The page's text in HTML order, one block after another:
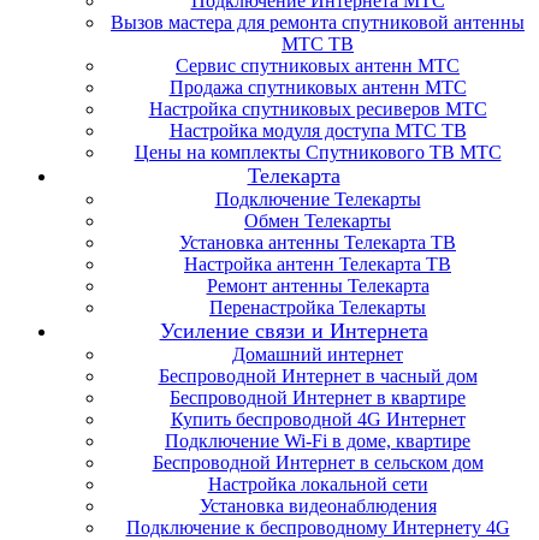
Вызов мастера для ремонта спутниковой антенны
МТС ТВ
Сервис спутниковых антенн МТС
Продажа спутниковых антенн МТС
Настройка спутниковых ресиверов МТС
Настройка модуля доступа МТС ТВ
Цены на комплекты Спутникового ТВ МТС
Телекарта
Подключение Телекарты
Обмен Телекарты
Установка антенны Телекарта ТВ
Настройка антенн Телекарта ТВ
Ремонт антенны Телекарта
Перенастройка Телекарты
Усиление связи и Интернета
Домашний интернет
Беспроводной Интернет в часный дом
Беспроводной Интернет в квартире
Купить беспроводной 4G Интернет
Подключение Wi-Fi в доме, квартире
Беспроводной Интернет в сельском дом
Настройка локальной сети
Установка видеонаблюдения
Подключение к беспроводному Интернету 4G